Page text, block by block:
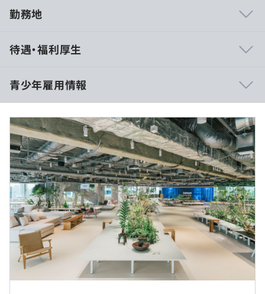
アジャイル、スクラム、ペアプロ、ドメイン駆動設計、グ
Docker
【単体】
1,797名（2025年2月28日時点）
【連結】
2,060名（2025年2月28日時点）
勤務地
本社、もしくはオンラインでの実施
待遇・福利厚生
・日当あり（時給2000円）
9：30～18：30
休憩時間：12：00～13：00（60分）
平均残業時間：基本残業はありません
実施日のみ
青少年雇用情報
過去３年間の新卒採用者数の男女別人数
前年度 男性12人 女性4人
研修の有無及び内容
マナー研修等
メンター制度の有無
あり